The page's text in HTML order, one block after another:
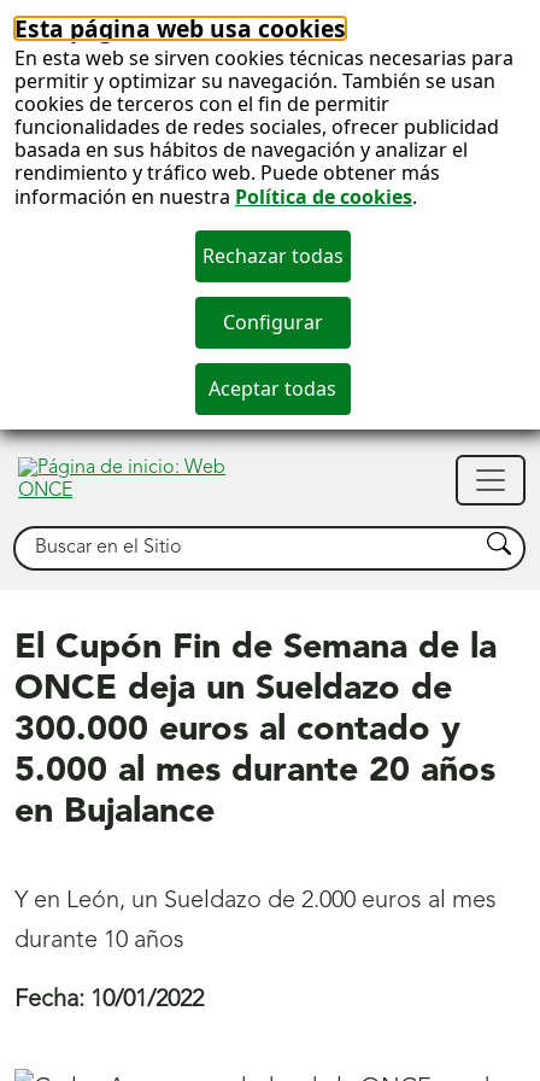
Esta página web usa cookies
En esta web se sirven cookies técnicas necesarias para
permitir y optimizar su navegación. También se usan
cookies de terceros con el fin de permitir
funcionalidades de redes sociales, ofrecer publicidad
basada en sus hábitos de navegación y analizar el
rendimiento y tráfico web. Puede obtener más
información en nuestra Política de cookies.
Buscar Buscar
El Cupón Fin de Semana de la
ONCE deja un Sueldazo de
300.000 euros al contado y
5.000 al mes durante 20 años
en Bujalance
Y en León, un Sueldazo de 2.000 euros al mes
durante 10 años
Fecha: 10/01/2022